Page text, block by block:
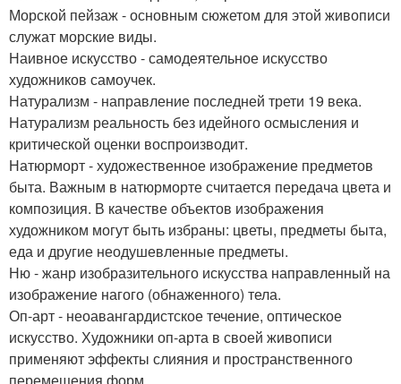
Морской пейзаж - основным сюжетом для этой живописи
служат морские виды.
Наивное искусство - самодеятельное искусство
художников самоучек.
Натурализм - направление последней трети 19 века.
Натурализм реальность без идейного осмысления и
критической оценки воспроизводит.
Натюрморт - художественное изображение предметов
быта. Важным в натюрморте считается передача цвета и
композиция. В качестве объектов изображения
художником могут быть избраны: цветы, предметы быта,
еда и другие неодушевленные предметы.
Ню - жанр изобразительного искусства направленный на
изображение нагого (обнаженного) тела.
Оп-арт - неоавангардистское течение, оптическое
искусство. Художники оп-арта в своей живописи
применяют эффекты слияния и пространственного
перемещения форм.